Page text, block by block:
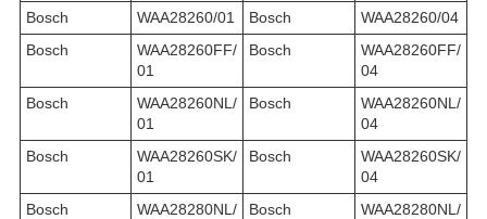
Bosch
WAA28260/01 Bosch
WAA28260/04
Bosch
WAA28260FF/
01
Bosch
WAA28260FF/
04
Bosch
WAA28260NL/
01
Bosch
WAA28260NL/
04
Bosch
WAA28260SK/
01
Bosch
WAA28260SK/
04
Bosch
WAA28280NL/
Bosch
WAA28280NL/